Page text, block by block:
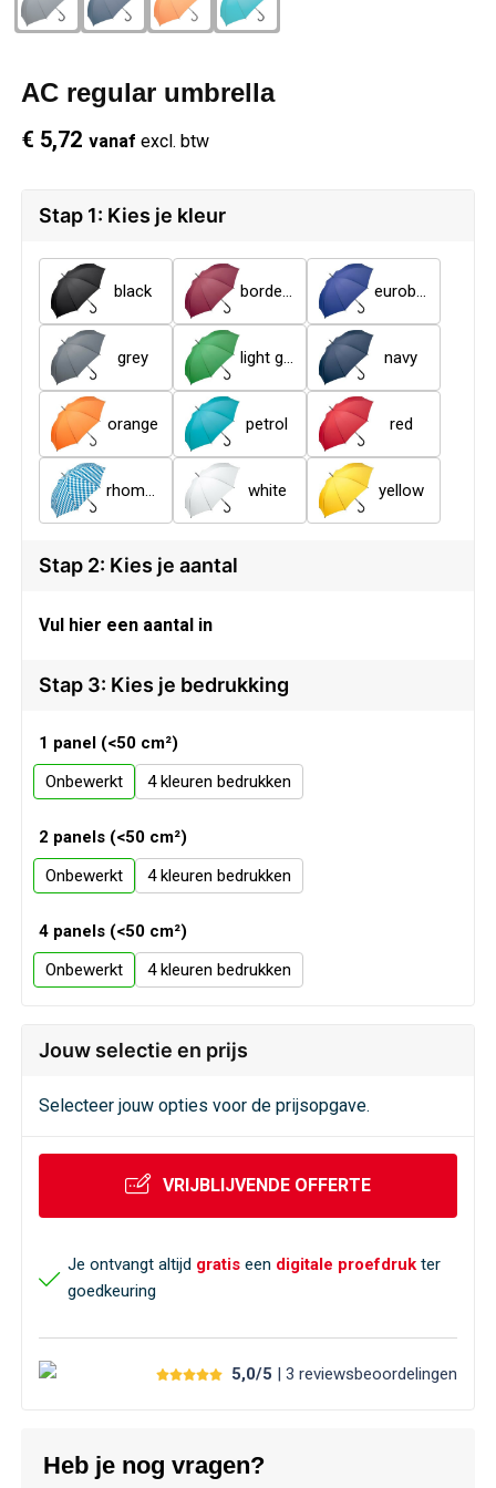
Schrijfwaren
Sleutelhangers
Snoepgoed
Spellen
Sport
Draagtassen
Themapakketten
USB Sticks
Veiligheid, Auto en Fiets
Vrije tijd en Strand
Waterflesjes
Regenkleding
Schoenen
Vesten
Overhemden
Polo's
Reflecterende polo's
Reflecterende vesten
Regenkleding
Restauranttextiel
Schoenen
Schorten en Sloven
Sweaters
T-Shirts
Veiligheidssignalering en Verlichting
Vesten
Oog- en gelaatsbescherming
Gehoorbescherming
Zwemkleding
AC regular umbrella
€ 5,72 vanaf excl. btw
Stap 1: Kies je kleur
black bordeaux euroblue
grey light green navy
orange petrol red
rhombus design white yellow
Stap 2: Kies je aantal
Vul hier een aantal in
Stap 3: Kies je bedrukking
1 panel (<50 cm²)
Onbewerkt
4
2 panels (<50 cm²)
Onbewerkt
4
4 panels (<50 cm²)
Onbewerkt
4
Jouw selectie en prijs
Selecteer jouw opties voor de prijsopgave.
VRIJBLIJVENDE OFFERTE
Je ontvangt altijd gratis een digitale proefdruk ter
goedkeuring
5,0/5 | 3 reviewsbeoordelingen
Heb je nog vragen?